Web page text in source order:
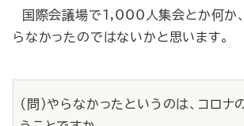
国際会議場で1,000人集会とか何か
らなかったのではないかと思います。
（問）やらなかったというのは、コロナ